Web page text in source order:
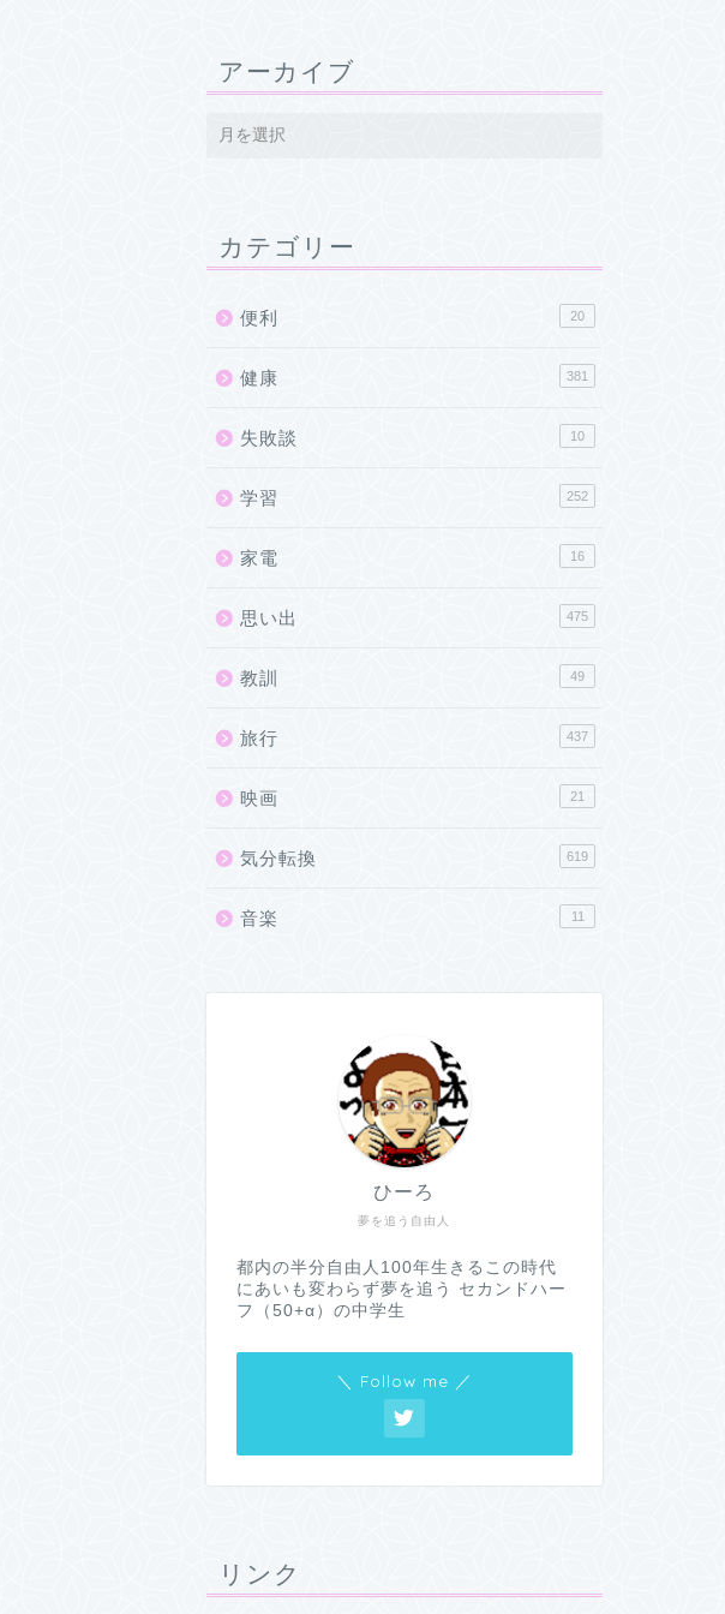
アーカイブ
カテゴリー
便利 20
健康 381
失敗談 10
学習 252
家電 16
思い出 475
教訓 49
旅行 437
映画 21
気分転換 619
音楽 11
夢を追う自由人
ひーろ
都内の半分自由人100年生きるこの時代
にあいも変わらず夢を追う セカンドハー
フ（50+α）の中学生
＼ Follow me ／
リンク